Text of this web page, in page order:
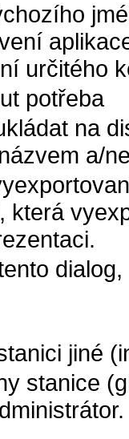
určitého
potřeba
na
a/
která
jiné
stanice